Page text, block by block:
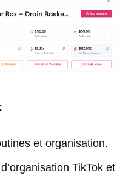
et organisation.
TikTok et